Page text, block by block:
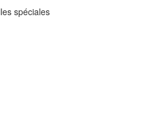
spéciales